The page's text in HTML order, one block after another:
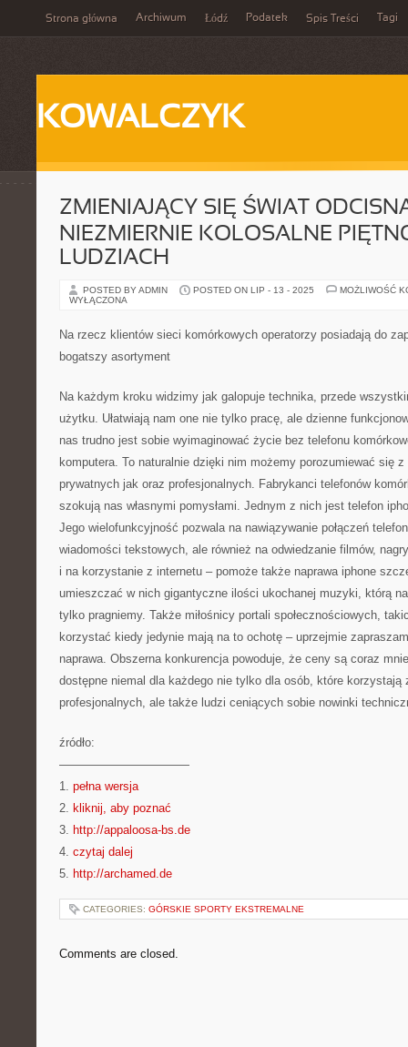
Strona główna Archiwum Łódź Podatek Spis Treści Tagi
KOWALCZYK
ZMIENIAJĄCY SIĘ ŚWIAT
NIEZMIERNIE KOLOSALNE
LUDZIACH
POSTED BY ADMIN POSTED ON LIP - 13 - 2025
MOŻLIWOŚĆ
WYŁĄCZONA
Na rzecz klientów sieci komórkowych operatorzy posiadają do
bogatszy asortyment
Na każdym kroku widzimy jak galopuje technika, przede
użytku. Ułatwiają nam one nie tylko pracę, ale dzienne
nas trudno jest sobie wyimaginować życie bez telefonu
komputera. To naturalnie dzięki nim możemy porozumiewać się
prywatnych jak oraz profesjonalnych. Fabrykanci telefonów
szokują nas własnymi pomysłami. Jednym z nich jest telefon
Jego wielofunkcyjność pozwala na nawiązywanie połączeń
wiadomości tekstowych, ale również na odwiedzanie filmów,
i na korzystanie z internetu – pomoże także naprawa iphone
umieszczać w nich gigantyczne ilości ukochanej muzyki, którą
tylko pragniemy. Także miłośnicy portali społecznościowych,
korzystać kiedy jedynie mają na to ochotę – uprzejmie
naprawa. Obszerna konkurencja powoduje, że ceny są coraz
dostępne niemal dla każdego nie tylko dla osób, które korzystają
profesjonalnych, ale także ludzi ceniących sobie nowinki
źródło:
———————————
1. pełna wersja
2. kliknij, aby poznać
3. http://appaloosa-bs.de
4. czytaj dalej
5. http://archamed.de
CATEGORIES: GÓRSKIE SPORTY EKSTREMALNE
Comments are closed.